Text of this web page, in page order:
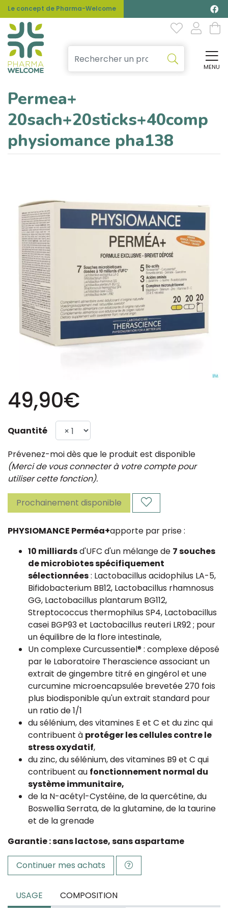
Le concept de Pharma-Welcome
MENU
Permea+
20sach+20sticks+40comp
physiomance pha138
49,90€
Quantité
Prévenez-moi dès que le produit est disponible
(Merci de vous connecter à votre compte pour
utiliser cette fonction).
Prochainement disponible
PHYSIOMANCE Perméa+apporte par prise :
10 milliardsd'UFC d'un mélange de 7 souches
de microbiotes spécifiquement
sélectionnées: Lactobacillus acidophilus LA-5,
Bifidobacterium BB12, Lactobacillus rhamnosus
GG, Lactobacillus plantarum BG112,
Streptococcus thermophilus SP4, Lactobacillus
casei BGP93 et Lactobacillus reuteri LR92 ; pour
un équilibre de la flore intestinale,
Un complexe Curcussentiel® : complexe déposé
par le Laboratoire Therascience associant un
extrait de gingembre titré en gingérol et une
curcumine microencapsulée brevetée 270 fois
plus biodisponible qu'un extrait standard pour
un ratio de 1/1
du sélénium, des vitamines E et C et du zinc qui
contribuent à protéger les cellules contre le
stress oxydatif,
du zinc, du sélénium, des vitamines B9 et C qui
contribuent au fonctionnement normal du
système immunitaire,
de la N-acétyl-Cystéine, de la quercétine, du
Boswellia Serrata, de la glutamine, de la taurine
et de la grenade
Garantie : sans lactose, sans aspartame
Continuer mes achats
USAGE COMPOSITION